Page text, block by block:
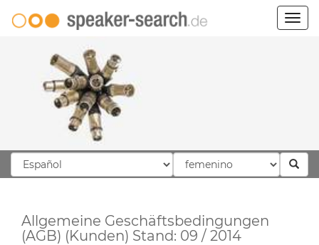
Allgemeine Geschäftsbedingungen
(AGB) (Kunden) Stand: 09 / 2014